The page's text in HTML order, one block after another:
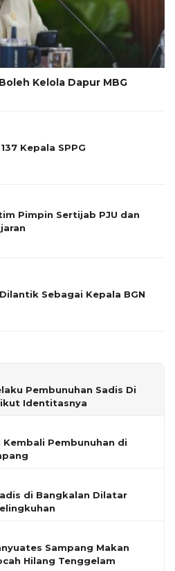
Kelola Dapur MBG
Kepala SPPG
Pimpin Sertijab PJU dan
Sebagai Kepala BGN
Pembunuhan Sadis Di
Identitasnya
Kembali Pembunuhan di
di Bangkalan Dilatar
Sampang Makan
Hilang Tenggelam